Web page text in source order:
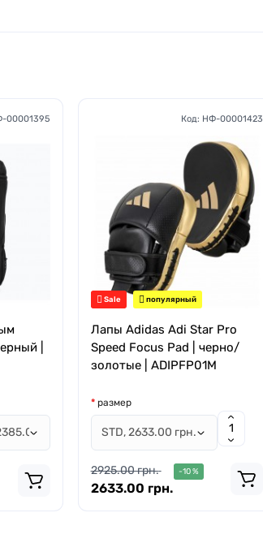
00001395
|
Код: НФ-00001423
Sale популярный
Лапы Adidas Adi Star Pro
Speed Focus Pad | черно/
золотые | ADIPFP01M
размер
2925.00 грн. -10 %
2633.00 грн.